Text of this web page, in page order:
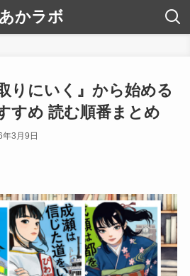
あかラボ
りにいく』から始める
すめ 読む順番まとめ
3月9日